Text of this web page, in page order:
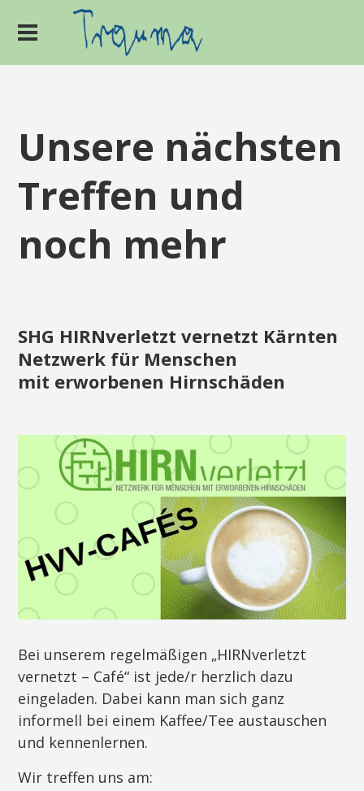
Unsere nächsten
Treffen und
noch mehr
SHG HIRNverletzt vernetzt Kärnten
Netzwerk für Menschen
mit erworbenen Hirnschäden
Bei unserem regelmäßigen „HIRNverletzt
vernetzt – Café“ ist jede/r herzlich dazu
eingeladen. Dabei kann man sich ganz
informell bei einem Kaffee/Tee austauschen
und kennenlernen.
Wir treffen uns am: